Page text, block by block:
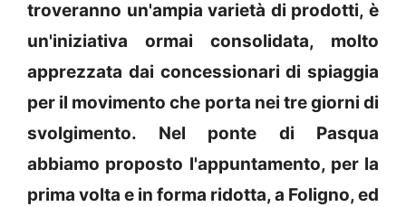
troveranno un'ampia varietà di prodotti, è
un'iniziativa ormai consolidata, molto
apprezzata dai concessionari di spiaggia
per il movimento che porta nei tre giorni di
svolgimento. Nel ponte di Pasqua
abbiamo proposto l'appuntamento, per la
prima volta e in forma ridotta, a Foligno, ed